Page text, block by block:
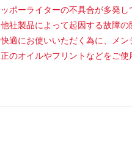
ッポーライターの不具合が多発し
他社製品によって起因する故障の
快適にお使いいただく為に、メ
正のオイルやフリントなどをご使